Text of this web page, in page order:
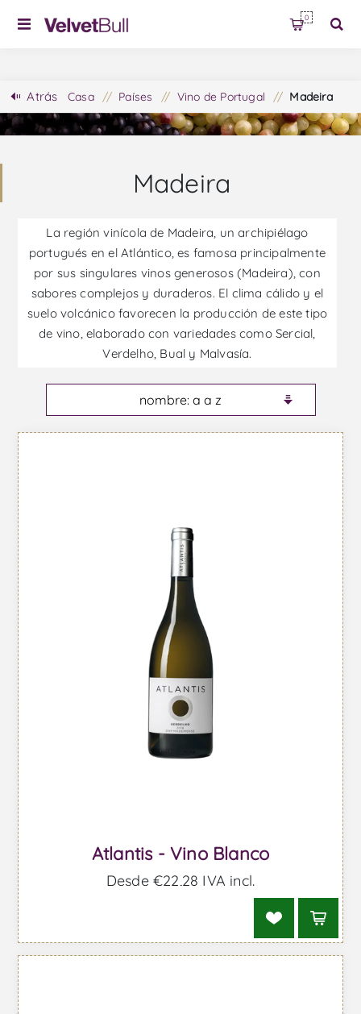
0
Atrás Casa / Países / Vino de Portugal / Madeira
Madeira
La región vinícola de Madeira, un archipiélago
portugués en el Atlántico, es famosa principalmente
por sus singulares vinos generosos (Madeira), con
sabores complejos y duraderos. El clima cálido y el
suelo volcánico favorecen la producción de este tipo
de vino, elaborado con variedades como Sercial,
Verdelho, Bual y Malvasía.
Atlantis - Vino Blanco
Desde €22,28 IVA incl.